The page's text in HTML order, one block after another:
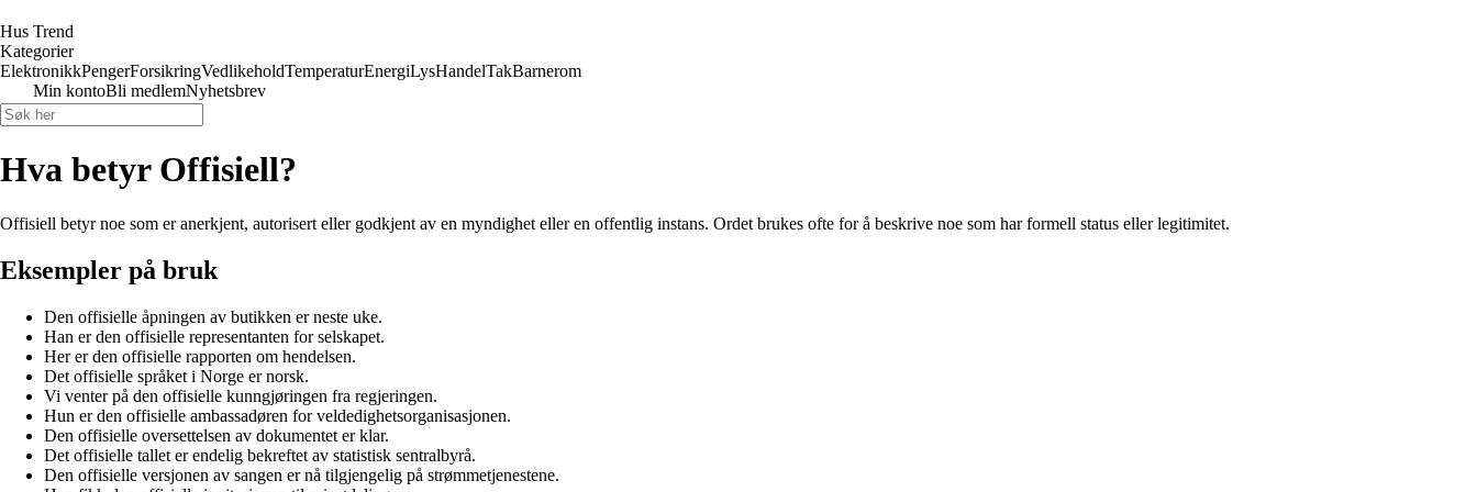
Hus Trend
Kategorier
ElektronikkPengerForsikringVedlikeholdTemperaturEnergiLysHandelTakBarnerom
Min kontoBli medlemNyhetsbrev
Hva betyr Offisiell?
Offisiell betyr noe som er anerkjent, autorisert eller godkjent av en myndighet eller en offentlig instans. Ordet brukes ofte for å beskrive noe som har formell status eller legitimitet.
Eksempler på bruk
Den offisielle åpningen av butikken er neste uke.
Han er den offisielle representanten for selskapet.
Her er den offisielle rapporten om hendelsen.
Det offisielle språket i Norge er norsk.
Vi venter på den offisielle kunngjøringen fra regjeringen.
Hun er den offisielle ambassadøren for veldedighetsorganisasjonen.
Den offisielle oversettelsen av dokumentet er klar.
Det offisielle tallet er endelig bekreftet av statistisk sentralbyrå.
Den offisielle versjonen av sangen er nå tilgjengelig på strømmetjenestene.